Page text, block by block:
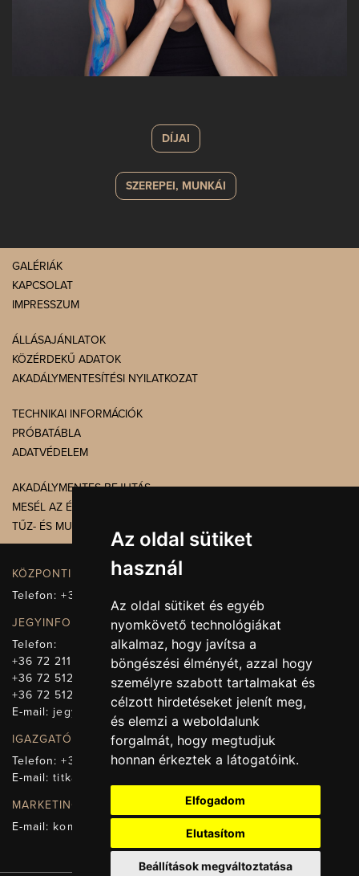
Az oldal sütiket
használ
Az oldal sütiket és egyéb
nyomkövető technológiákat
alkalmaz, hogy javítsa a
böngészési élményét, azzal hogy
személyre szabott tartalmakat és
célzott hirdetéseket jelenít meg,
és elemzi a weboldalunk
forgalmát, hogy megtudjuk
honnan érkeztek a látogatóink.
Elfogadom
Elutasítom
Beállítások megváltoztatása
DÍJAI
SZEREPEI, MUNKÁI
GALÉRIÁK
KAPCSOLAT
IMPRESSZUM
ÁLLÁSAJÁNLATOK
KÖZÉRDEKŰ ADATOK
AKADÁLYMENTESÍTÉSI NYILATKOZAT
TECHNIKAI INFORMÁCIÓK
PRÓBATÁBLA
ADATVÉDELEM
AKADÁLYMENTES BEJUTÁS
MESÉL AZ ÉPÜLET
TŰZ- ÉS MUNKAVÉDELEM
KÖZPONTI ELÉRHETŐSÉG, TELEFONKÖZPONT
Telefon:+36 72 512-660
JEGYINFORMÁCIÓ
Telefon:
+36 72 211-965
+36 72 512-669
+36 72 512-675
E-mail: jegy@pnsz.hu
IGAZGATÓSÁG, TITKÁRSÁG
Telefon:+36 72 512-671
E-mail:titkarsag@pnsz.hu
MARKETING, SAJTÓ, KOMMUNIKÁCIÓ
E-mail: kommunikacio@pnsz.hu